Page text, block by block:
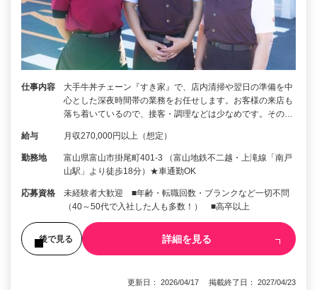
仕事内容
大手牛丼チェーン『すき家』で、店内清掃や翌日の準備を中
心とした深夜時間帯の業務をお任せします。お客様の来店も
落ち着いているので、接客・調理などは少なめです。その…
給与 月収270,000円以上（想定）
勤務地
富山県富山市掛尾町401-3 （富山地鉄不二越・上滝線「南戸
山駅」より徒歩18分）★車通勤OK
応募資格
未経験者大歓迎 ■年齢・転職回数・ブランクなど一切不問
（40～50代で入社した人も多数！） ■高卒以上
後で見る 詳細を見る
更新日： 2026/04/17 掲載終了日： 2027/04/23